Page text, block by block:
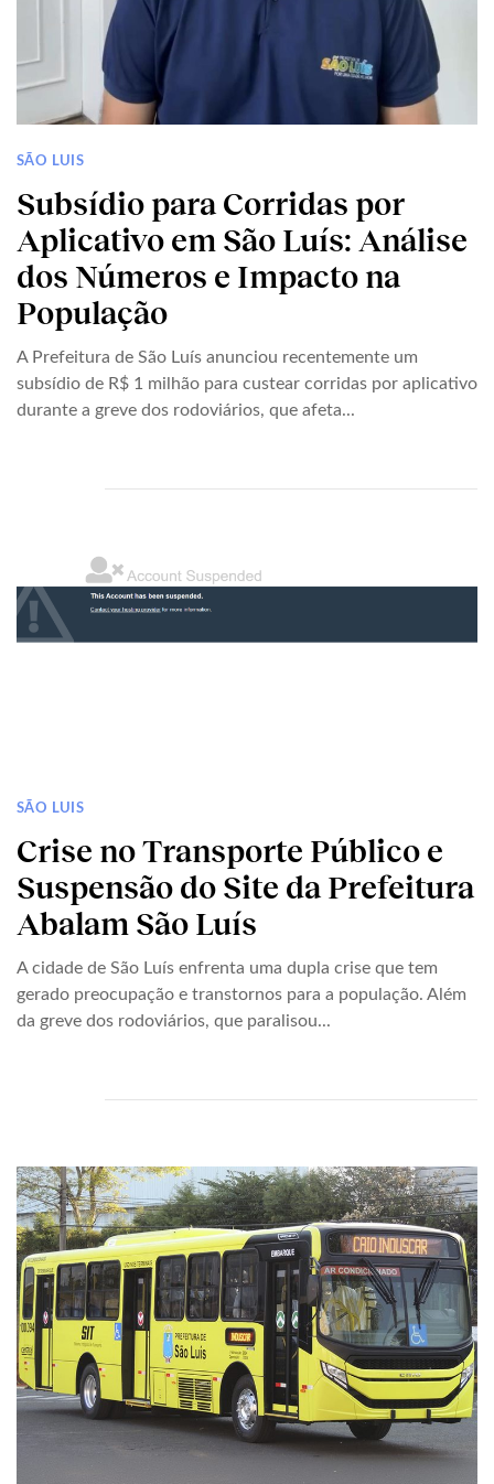
SÃO LUIS
Subsídio para Corridas por
Aplicativo em São Luís: Análise
dos Números e Impacto na
População
A Prefeitura de São Luís anunciou recentemente um
subsídio de R$ 1 milhão para custear corridas por aplicativo
durante a greve dos rodoviários, que afeta...
SÃO LUIS
Crise no Transporte Público e
Suspensão do Site da Prefeitura
Abalam São Luís
A cidade de São Luís enfrenta uma dupla crise que tem
gerado preocupação e transtornos para a população. Além
da greve dos rodoviários, que paralisou...